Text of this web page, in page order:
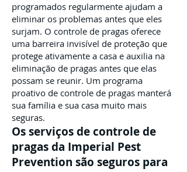
programados regularmente ajudam a
eliminar os problemas antes que eles
surjam. O controle de pragas oferece
uma barreira invisível de proteção que
protege ativamente a casa e auxilia na
eliminação de pragas antes que elas
possam se reunir. Um programa
proativo de controle de pragas manterá
sua família e sua casa muito mais
seguras.
Os serviços de controle de
pragas da Imperial Pest
Prevention são seguros para